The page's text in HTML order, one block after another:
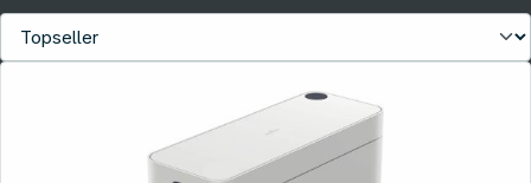
Folgen Sie uns auf